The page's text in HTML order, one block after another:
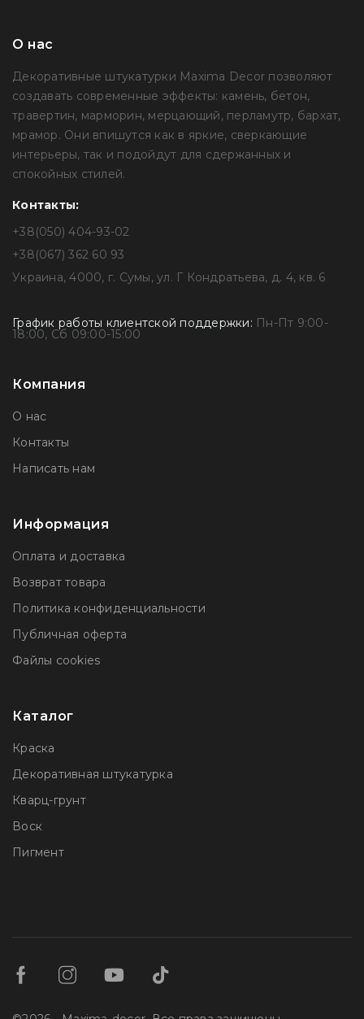
О нас
Декоративные штукатурки Maxima Decor позволяют
создавать современные эффекты: камень, бетон,
травертин, марморин, мерцающий, перламутр, бархат,
мрамор. Они впишутся как в яркие, сверкающие
интерьеры, так и подойдут для сдержанных и
спокойных стилей.
Контакты:
+38(050) 404-93-02
+38(067) 362 60 93
Украина, 4000, г. Сумы, ул. Г Кондратьева, д. 4, кв. 6
График работы клиентской поддержки: Пн-Пт 9:00-
18:00, Сб 09:00-15:00
Компания
О нас
Контакты
Написать нам
Информация
Оплата и доставка
Возврат товара
Политика конфиденциальности
Публичная оферта
Файлы сookies
Каталог
Краска
Декоративная штукатурка
Кварц-грунт
Воск
Пигмент